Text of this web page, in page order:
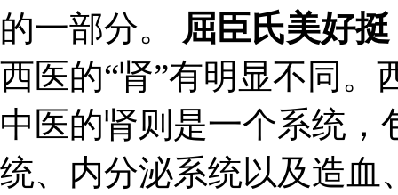
的一部分。 屈臣氏美好挺
西医的“肾”有明显不同。
中医的肾则是一个系统
统、内分泌系统以及造血